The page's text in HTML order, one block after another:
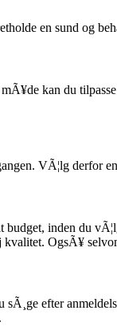
en sund og
kan du
VÃ¦lg derfor
inden du
kvalitet. OgsÃ¥
efter